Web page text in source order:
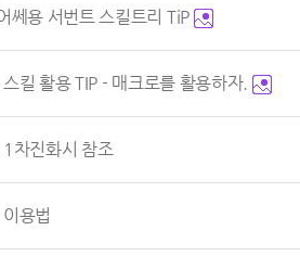
쎄용 서번트 스킬트리 TiP
킬 활용 TIP - 매크로를 활용하자.
1차진화시 참조
용법